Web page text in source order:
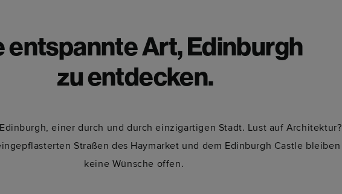
entspannte Art, Edinburgh
zu entdecken.
einer durch und durch einzigartigen Stadt. Lust auf Architektur?
Straßen des Haymarket und dem Edinburgh Castle bleiben
keine Wünsche offen.